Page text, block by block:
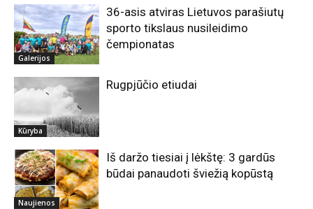
Galerijos
36-asis atviras Lietuvos parašiutų
sporto tikslaus nusileidimo
čempionatas
Kūryba
Rugpjūčio etiudai
Naujienos
Iš daržo tiesiai į lėkštę: 3 gardūs
būdai panaudoti šviežią kopūstą